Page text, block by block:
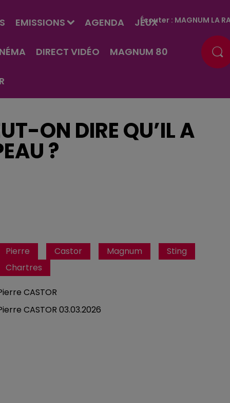
EMISSIONS AGENDA JEUX
DIRECT VIDÉO MAGNUM 80
Écouter : MAGNUM LA
ON DIRE QU’IL A
?
Pierre Castor Magnum
Sting
Chartres
CASTOR
CASTOR 03.03.2026